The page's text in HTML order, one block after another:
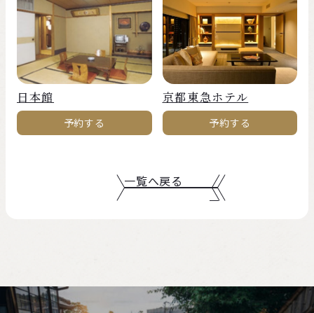
日本館
予約する
京都東急ホテル
予約する
一覧へ戻る